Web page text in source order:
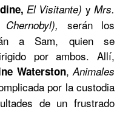
El Visitante) y Mrs.
Chernobyl), serán los
a Sam, quien se
por ambos. Allí,
Waterston,Animales
por la custodia
de un frustrado